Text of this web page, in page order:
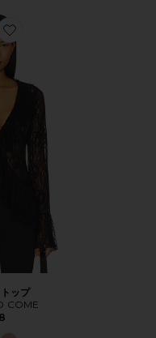
Favorite ALISIA トップ
ップ
COME